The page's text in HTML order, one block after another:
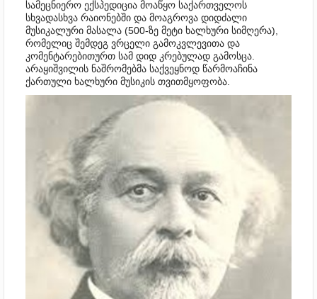
სამეცნიერო ექსპედიცია მოაწყო საქართველოს
სხვადასხვა რაიონებში და მოაგროვა დიდძალი
მუსიკალური მასალა (500-ზე მეტი ხალხური სიმღერა),
რომელიც შემდეგ ვრცელი გამოკვლევითა და
კომენტარებითურთ სამ დიდ კრებულად გამოსცა.
არაყიშვილის ნაშრომებმა საქვეყნოდ წარმოაჩინა
ქართული ხალხური მუსიკის თვითმყოფობა.